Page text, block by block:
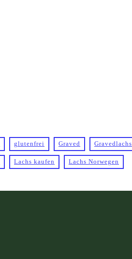
glutenfrei Graved Gravedlachs
Lachs kaufen Lachs Norwegen